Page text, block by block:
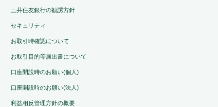
三井住友銀行の勧誘方針
セキュリティ
お取引時確認について
お取引目的等届出書について
口座開設時のお願い(個人)
口座開設時のお願い(法人)
利益相反管理方針の概要